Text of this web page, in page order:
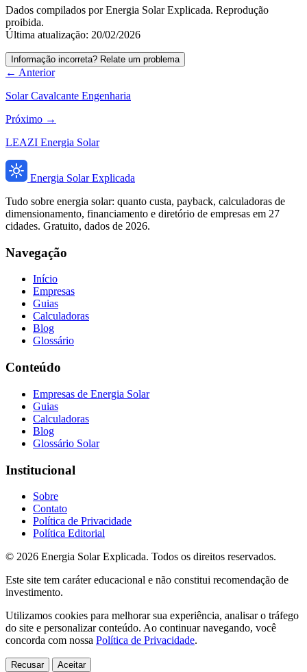
Dados compilados por Energia Solar Explicada. Reprodução
proibida.
Última atualização: 20/02/2026
Informação incorreta? Relate um problema
← Anterior
Solar Cavalcante Engenharia
Próximo →
LEAZI Energia Solar
Energia Solar Explicada
Tudo sobre energia solar: quanto custa, payback, calculadoras de
dimensionamento, financiamento e diretório de empresas em 27
cidades. Gratuito, dados de 2026.
Navegação
Início
Empresas
Guias
Calculadoras
Blog
Glossário
Conteúdo
Empresas de Energia Solar
Guias
Calculadoras
Blog
Glossário Solar
Institucional
Sobre
Contato
Política de Privacidade
Política Editorial
© 2026 Energia Solar Explicada. Todos os direitos reservados.
Este site tem caráter educacional e não constitui recomendação de
investimento.
Utilizamos cookies para melhorar sua experiência, analisar o tráfego
do site e personalizar conteúdo. Ao continuar navegando, você
concorda com nossa Política de Privacidade.
Recusar Aceitar